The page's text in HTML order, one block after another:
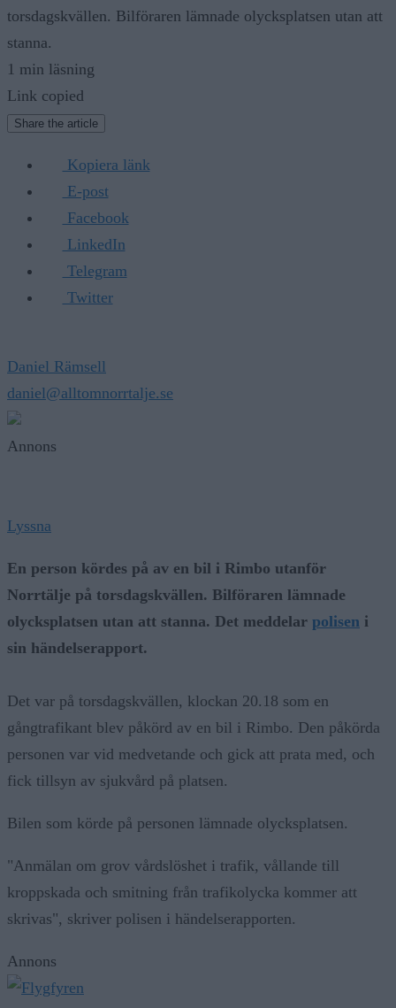
torsdagskvällen. Bilföraren lämnade olycksplatsen utan att
stanna.
1 min läsning
Link copied
Share the article
Kopiera länk
E-post
Facebook
LinkedIn
Telegram
Twitter
Daniel Rämsell
daniel@alltomnorrtalje.se
Annons
Lyssna
En person kördes på av en bil i Rimbo utanför
Norrtälje på torsdagskvällen. Bilföraren lämnade
olycksplatsen utan att stanna. Det meddelar polisen i
sin händelserapport.
Det var på torsdagskvällen, klockan 20.18 som en
gångtrafikant blev påkörd av en bil i Rimbo. Den påkörda
personen var vid medvetande och gick att prata med, och
fick tillsyn av sjukvård på platsen.
Bilen som körde på personen lämnade olycksplatsen.
"Anmälan om grov vårdslöshet i trafik, vållande till
kroppskada och smitning från trafikolycka kommer att
skrivas", skriver polisen i händelserapporten.
Annons